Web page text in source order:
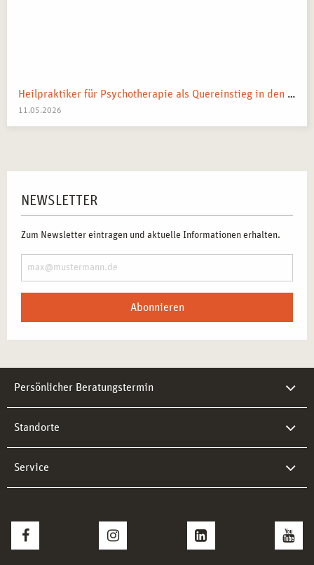
Heilpraktiker für Psychotherapie als Quereinstieg in den Heilberuf
11.05.2026
NEWSLETTER
Zum Newsletter eintragen und aktuelle Informationen erhalten.
Abonnieren
Persönlicher Beratungstermin
Standorte
Service